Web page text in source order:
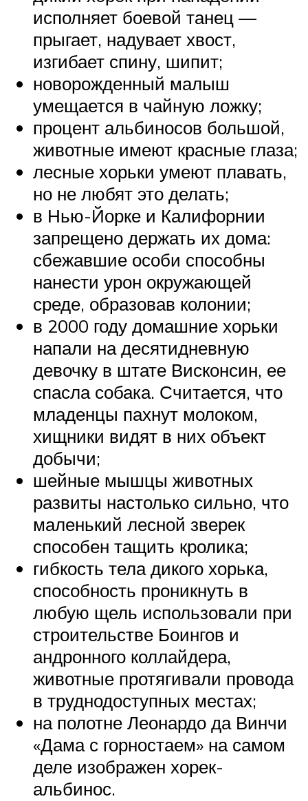
исполняет боевой танец —
прыгает, надувает хвост,
изгибает спину, шипит;
новорожденный малыш
умещается в чайную ложку;
процент альбиносов большой,
животные имеют красные глаза;
лесные хорьки умеют плавать,
но не любят это делать;
в Нью-Йорке и Калифорнии
запрещено держать их дома:
сбежавшие особи способны
нанести урон окружающей
среде, образовав колонии;
в 2000 году домашние хорьки
напали на десятидневную
девочку в штате Висконсин, ее
спасла собака. Считается, что
младенцы пахнут молоком,
хищники видят в них объект
добычи;
шейные мышцы животных
развиты настолько сильно, что
маленький лесной зверек
способен тащить кролика;
гибкость тела дикого хорька,
способность проникнуть в
любую щель использовали при
строительстве Боингов и
андронного коллайдера,
животные протягивали провода
в труднодоступных местах;
на полотне Леонардо да Винчи
«Дама с горностаем» на самом
деле изображен хорек-
альбинос.